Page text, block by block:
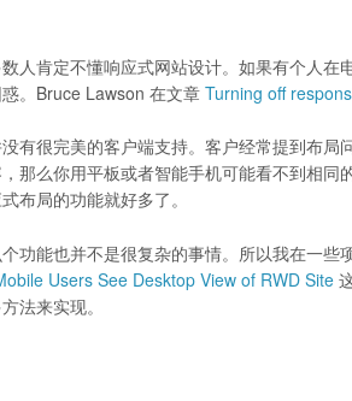
人肯定不懂响应式网站设计。如果有个人在
。Bruce Lawson 在文章Turning off
有很完美的客户端支持。客户经常提到布
那么你用平板或者智能手机可能看不到相同
布局的功能就好多了。
功能也并不是很复杂的事情。所以我在一
Users See Desktop View of RWD Site
法来实现。